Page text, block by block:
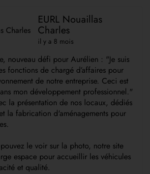
EURL Nouaillas
Charles
il y a 8 mois
nouveau défi pour Aurélien : "Je suis
fonctions de chargé d’affaires pour
de notre entreprise. Ceci est
mon développement professionnel."
la présentation de nos locaux, dédiés
la fabrication d'aménagements pour
le voir sur la photo, notre site
espace pour accueillir les véhicules
et qualité.